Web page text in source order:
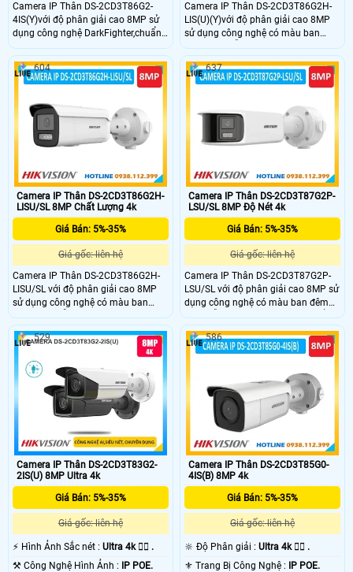
Camera IP Thân DS-2CD3T86G2-
4IS(Y)với độ phân giải cao 8MP sử
dụng công nghệ DarkFighter,chuẩn
nén H.265,cùng chức năng chóng
ngược sáng WDR cho hình ảnh rõ
nét ,hồng ngoại xa 90m,chuẩn
IP67,hỗ trợ thẻ nhớ SD 512GB.Vỏ
cho bạn,phân loại mục tiêu con
người và phương tiện.
Camera IP Thân DS-2CD3T86G2H-
LIS(U)(Y)với độ phân giải cao 8MP
sử dụng công nghệ có màu ban
đêm 24/7 hỗ trợ đèn kép xa
60m,chuẩn nén H.265,cùng chức
năng chóng ngược sáng WDR cho
hình ảnh rõ nét,chuẩn IP67,hỗ trợ
lựa chọn hoàn hảo cho bạn,phân
loại mục tiêu con người và phương
tiện.Tích hợp micro ghi âm thanh.
Camera IP Thân DS-2CD3T86G2H-
LISU/SL 8MP Chất Lượng 4k
Giá Bán: 5%-35%
Giá gốc: liên hệ
Camera IP Thân DS-2CD3T86G2H-
LISU/SL với độ phân giải cao 8MP
sử dụng công nghệ có màu ban
đêm 24/7 hỗ trợ đèn kép xa
60m,chuẩn nén H.265,cùng chức
năng chóng ngược sáng WDR cho
hình ảnh rõ nét,chuẩn IP67,hỗ trợ
thẻ nhớ SD 512GB,phân loại mục
tiêu con người và phương tiện.Tích
hợp micro ghi âm thanh và loa báo
động.Đèn nhấp nháy và báo động
âm thanh để cảnh báo kẻ xâm
604
Camera IP Thân DS-2CD3T87G2P-
LSU/SL 8MP Độ Nét 4k
Giá Bán: 5%-35%
Giá gốc: liên hệ
Camera IP Thân DS-2CD3T87G2P-
LSU/SL với độ phân giải cao 8MP sử
dụng công nghệ có màu ban đêm
24/7 hỗ trợ đèn kép xa 40m,chuẩn
nén H.265,cùng chức năng chóng
ngược sáng WDR cho hình ảnh rõ
nét,chuẩn IP67,hỗ trợ thẻ nhớ SD
và phương tiện.Tích hợp micro ghi
âm thanh và loa báo động.Đèn
nhấp nháy và báo động âm thanh
để cảnh báo kẻ xâm nhập.
637
Camera IP Thân DS-2CD3T83G2-
2IS(U) 8MP Ultra 4k
Giá Bán: 5%-35%
Giá gốc: liên hệ
️⚡ Hình Ảnh Sắc nét : Ultra 4k 👍🏾 .
⚒ Công Nghệ Hình Ảnh : IP POE.
529
Camera IP Thân DS-2CD3T85G0-
4IS(B) 8MP 4k
Giá Bán: 5%-35%
Giá gốc: liên hệ
🔆 Độ Phân giải :Ultra 4k 👍🏾 .
⚜️ Trang Bị Công Nghệ : IP POE.
586